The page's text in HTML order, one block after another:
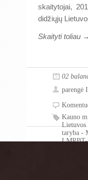
skaitytojai,
didžiųjų
Skaityti toliau →
02
parengė
Kauno
Lietuvos
taryba -